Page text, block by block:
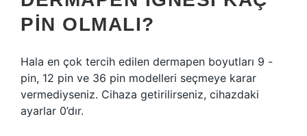
PIN OLMALI?
Hala en çok tercih edilen dermapen boyutları 9 -
pin, 12 pin ve 36 pin modelleri seçmeye karar
vermediyseniz. Cihaza getirilirseniz, cihazdaki
ayarlar 0’dır.